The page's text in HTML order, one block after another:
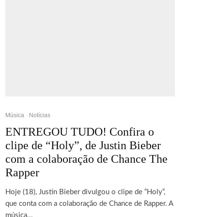
Música Notícias
ENTREGOU TUDO! Confira o
clipe de “Holy”, de Justin Bieber
com a colaboração de Chance The
Rapper
Hoje (18), Justin Bieber divulgou o clipe de “Holy”,
que conta com a colaboração de Chance de Rapper. A
música...